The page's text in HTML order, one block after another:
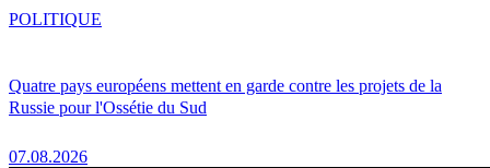
Quatre pays européens mettent en garde contre les projets de la
Russie pour l'Ossétie du Sud
07.08.2026
POLITIQUE